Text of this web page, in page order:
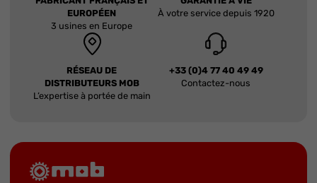
EUROPÉEN
3 usines en Europe
À votre service depuis 1920
RÉSEAU DE
DISTRIBUTEURS MOB
L’expertise à portée de main
+33 (0)4 77 40 49 49
Contactez-nous